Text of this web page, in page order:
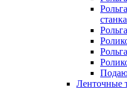
станка
Ленточные